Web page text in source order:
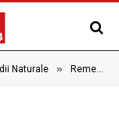
Naturale » Remedii naturale care te scapa de guta